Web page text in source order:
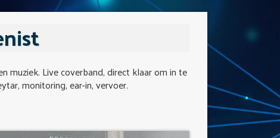
muziek. Live coverband, direct klaar om in te
monitoring, ear-in, vervoer.